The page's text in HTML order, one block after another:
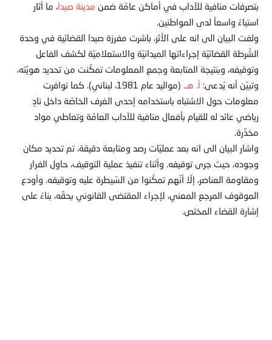
بتصرفات منافية للآداب في أماكن عامّة ضمن مدينة صيدا، ما أثار
استياءً واسعاً لدى المواطنين.
ولفت البيان الى انه على الأثر، باشرت مفرزة صيدا القضائية في وحدة
الشّرطة القضائيّة إجراءاتها الميدانيّة والاستعلاميّة لكشف الفاعل
وتوقيفه، وبنتيجة المتابعة وجمع المعلومات تمكّنت من تحديد هويّته،
وتبيّن أنه يُدعى: أ. هـ.
(مواليد عام 1981، لبناني). كما توافرت
معلومات حول الاشتباه باستخدامه إحدى الغرف الخاصّة داخل نادٍ
رياضي عائد له للقيام بأفعال منافية للآداب العامّة وتعاطي مواد
مخدِّرة.
واشار البيان الى انه بعد عمليّات رصد ومتابعة دقيقة، تم تحديد مكان
وجوده، حيث جرى توقيفه. وأثناء تنفيذ عملية التوقيف، حاول الفرار
ومقاومة العناصر، إلّا أنّهم تمكّنوا من السّيطرة عليه وتوقيفه. وأودع
الموقوف المرجع المعني، لإجراء المقتضى القانوني بحقّه، بناءً على
إشارة القضاء المختص.